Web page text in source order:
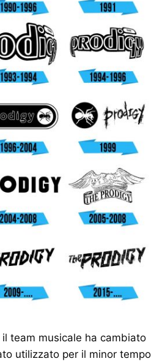
team musicale ha cambiato
utilizzato per il minor tempo